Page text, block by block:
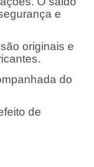
e
originais e
do
de